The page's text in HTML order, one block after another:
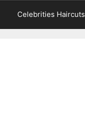
Celebrities Haircuts